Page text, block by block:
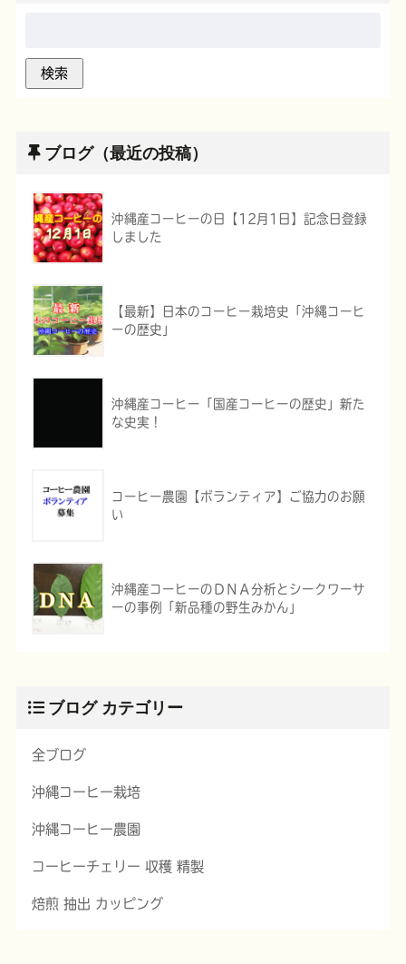
ブログ（最近の投稿）
沖縄産コーヒーの日【12月1日】記念日登録
しました
【最新】日本のコーヒー栽培史「沖縄コーヒ
ーの歴史」
沖縄産コーヒー「国産コーヒーの歴史」新た
な史実！
コーヒー農園【ボランティア】ご協力のお願
い
沖縄産コーヒーのＤＮＡ分析とシークワーサ
ーの事例「新品種の野生みかん」
ブログ カテゴリー
全ブログ
沖縄コーヒー栽培
沖縄コーヒー農園
コーヒーチェリー 収穫 精製
焙煎 抽出 カッピング